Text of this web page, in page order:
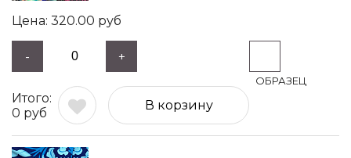
320.00 руб
- +
0 руб
В корзину